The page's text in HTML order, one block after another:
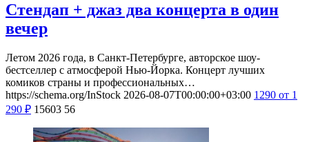
Стендап + джаз два концерта в один
вечер
Летом 2026 года, в Санкт-Петербурге, авторское шоу-
бестселлер с атмосферой Нью-Йорка. Концерт лучших
комиков страны и профессиональных…
https://schema.org/InStock 2026-08-07T00:00:00+03:00 1290 от 1
290 ₽ 15603 56